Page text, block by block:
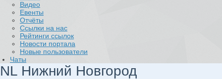
Видео
Евенты
Отчёты
Ссылки на нас
Рейтинги ссылок
Новости портала
Новые пользователи
Чаты
NL Нижний Новгород